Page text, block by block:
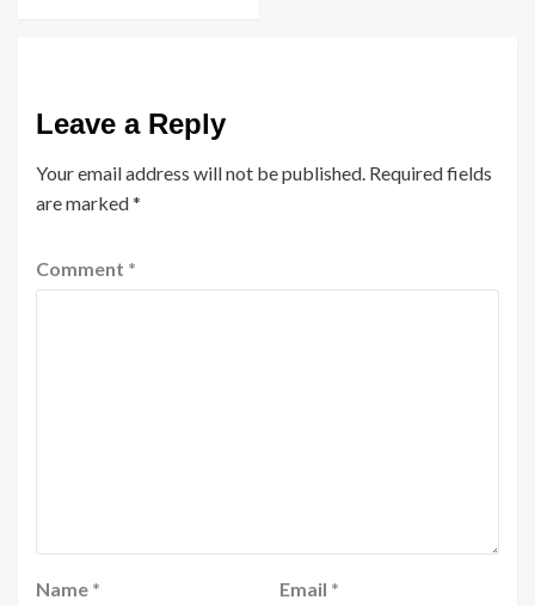
Leave a Reply
Your email address will not be published. Required fields
are marked*
Comment *
Name * Email *